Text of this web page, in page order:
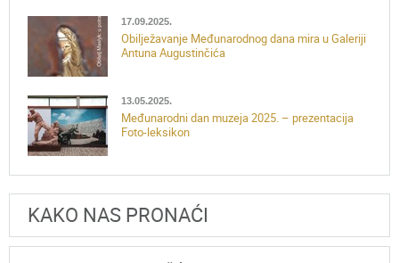
17.09.2025.
Obilježavanje Međunarodnog dana mira u Galeriji
Antuna Augustinčića
13.05.2025.
Međunarodni dan muzeja 2025. – prezentacija
Foto-leksikon
KAKO NAS PRONAĆI